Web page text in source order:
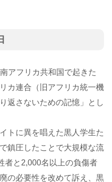
アフリカ共和国で起きた
カ連合（旧アフリカ統一機
返さないための記憶」とし
トに異を唱えた黒人学生た
鎮圧したことで大規模な流
者と2,000名以上の負傷者
の必要性を改めて訴え、黒